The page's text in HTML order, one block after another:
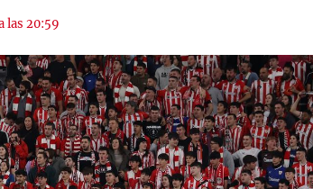
las 20:59